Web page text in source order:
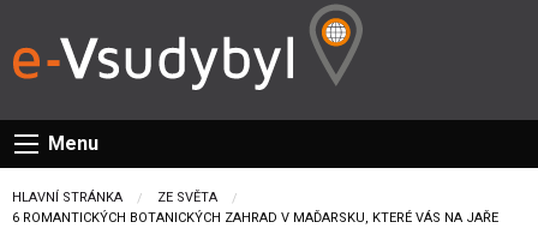
Menu
HLAVNÍ STRÁNKA
ZE SVĚTA
CURRENT:
6 ROMANTICKÝCH BOTANICKÝCH ZAHRAD V MAĎARSKU, KTERÉ VÁS NA JAŘE